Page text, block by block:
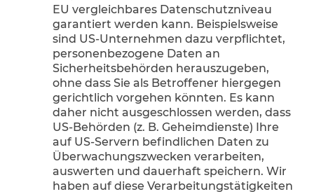
EU vergleichbares Datenschutzniveau
garantiert werden kann. Beispielsweise
sind US-Unternehmen dazu verpflichtet,
personenbezogene Daten an
Sicherheitsbehörden herauszugeben,
ohne dass Sie als Betroffener hiergegen
gerichtlich vorgehen könnten. Es kann
daher nicht ausgeschlossen werden, dass
US-Behörden (z. B. Geheimdienste) Ihre
auf US-Servern befindlichen Daten zu
Überwachungszwecken verarbeiten,
auswerten und dauerhaft speichern. Wir
haben auf diese Verarbeitungstätigkeiten